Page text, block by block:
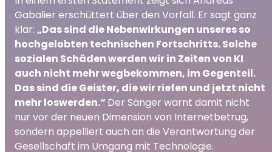
Gabalier erschüttert über den Vorfall. Er sagt ganz
klar: „Das sind die Nebenwirkungen unseres so
hochgelobten technischen Fortschritts. Solche
sozialen Schäden werden wir in Zeiten von KI
auch nicht mehr wegbekommen, im Gegenteil.
Das sind die Geister, die wir riefen und jetzt nicht
mehr loswerden.“ Der Sänger warnt damit nicht
nur vor der neuen Dimension von Internetbetrug,
sondern appelliert auch an die Verantwortung der
Gesellschaft im Umgang mit Technologie.